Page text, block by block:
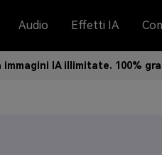
Audio Effetti IA
immagini IA illimitate. 100%